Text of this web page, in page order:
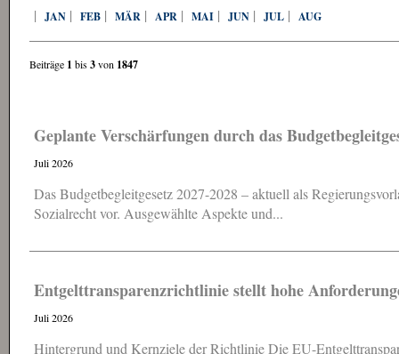
| JAN | FEB | MÄR | APR | MAI | JUN | JUL | AUG
Beiträge 1 bis3von 1847
Geplante Verschärfungen durch das
Juli 2026
Das Budgetbegleitgesetz 2027-2028 – aktuell als
Sozialrecht vor. Ausgewählte Aspekte und...
Entgelttransparenz​­richtlinie stellt hohe
Juli 2026
Hintergrund und Kernziele der Richtlinie Die EU-